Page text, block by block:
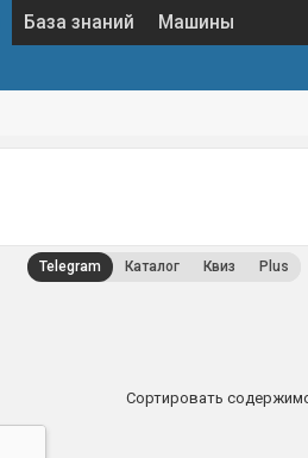
База знаний Машины
Telegram Каталог Квиз Plus
Сортировать